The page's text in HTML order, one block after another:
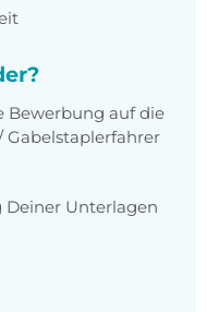
Bewerbung auf die
Gabelstaplerfahrer
Unterlagen